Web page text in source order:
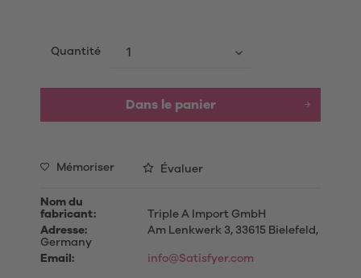
Quantité
Dans le panier
Mémoriser Évaluer
Nom du
fabricant:
Triple A Import GmbH
Adresse:
Am Lenkwerk 3, 33615 Bielefeld,
Germany
Email:
info@Satisfyer.com